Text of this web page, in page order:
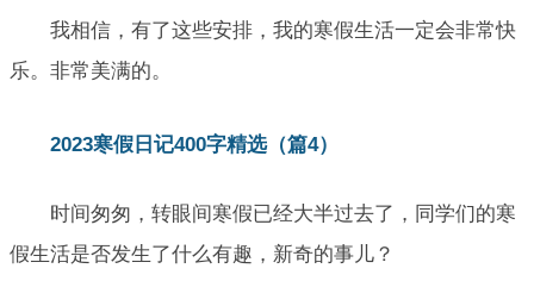
我相信，有了这些安排，我的寒假生活一定会非常快
乐。非常美满的。
2023寒假日记400字精选（篇4）
时间匆匆，转眼间寒假已经大半过去了，同学们的寒
假生活是否发生了什么有趣，新奇的事儿？